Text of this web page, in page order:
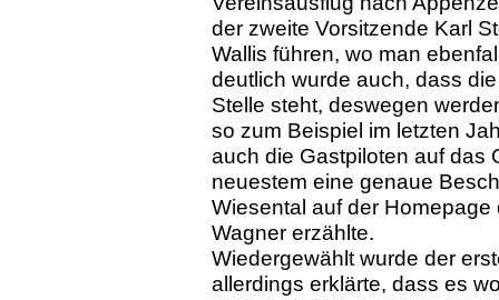
der zweite Vorsitzende Karl
Wallis führen, wo man
deutlich wurde auch, dass
Stelle steht, deswegen
so zum Beispiel im letzten
auch die Gastpiloten auf das
neuestem eine genaue
Wiesental auf der
Wagner erzählte.
Wiedergewählt wurde der
allerdings erklärte, dass es